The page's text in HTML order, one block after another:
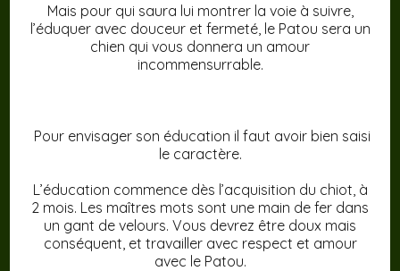
Mais pour qui saura lui montrer la voie à suivre,
l’éduquer avec douceur et fermeté, le Patou sera un
chien qui vous donnera un amour
incommensurrable.
Pour envisager son éducation il faut avoir bien saisi
le caractère.
L’éducation commence dès l’acquisition du chiot, à
2 mois. Les maîtres mots sont une main de fer dans
un gant de velours. Vous devrez être doux mais
conséquent, et travailler avec respect et amour
avec le Patou.